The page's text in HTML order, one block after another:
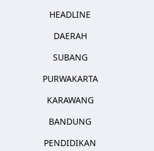
HEADLINE
DAERAH
SUBANG
PURWAKARTA
KARAWANG
BANDUNG
PENDIDIKAN